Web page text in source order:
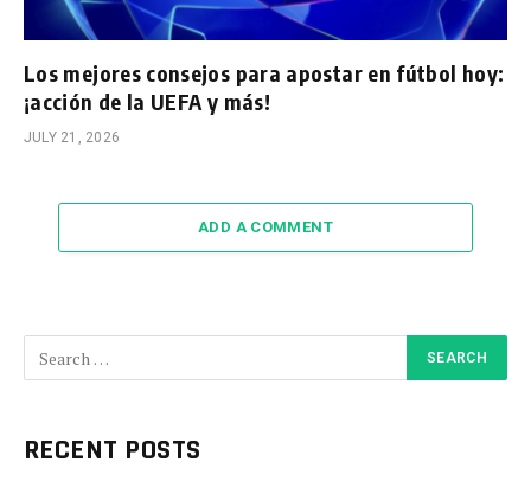
Los mejores consejos para apostar en fútbol hoy:
¡acción de la UEFA y más!
JULY 21, 2026
ADD A COMMENT
RECENT POSTS